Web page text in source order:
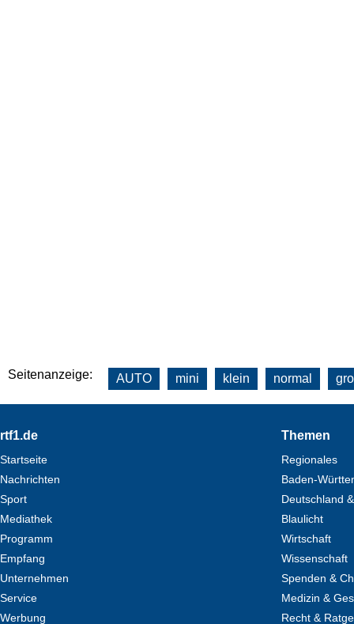
Seitenanzeige: AUTO mini klein normal
Footer
rtf1.de
Startseite
Nachrichten
Sport
Mediathek
Programm
Empfang
Unternehmen
Service
Werbung
Themen
Regionales
Baden-
Deutschland
Blaulicht
Wirtschaft
Wissenschaft
Spenden &
Medizin &
Recht &